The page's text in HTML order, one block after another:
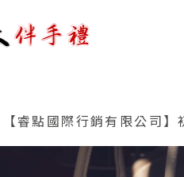
【睿點國際行銷有限公司